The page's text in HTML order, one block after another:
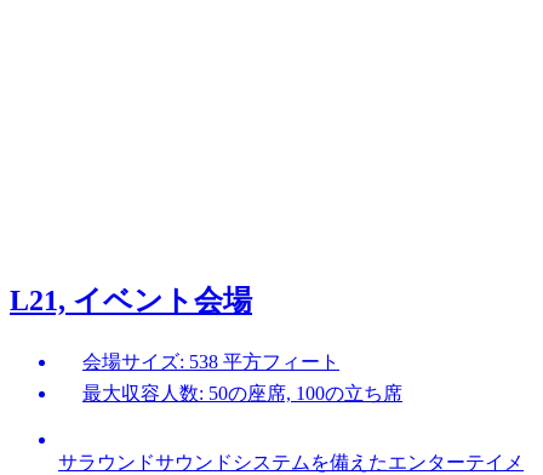
L21, イベント会場
会場サイズ: 538 平方フィート
最大収容人数: 50の座席, 100の立ち席
サラウンドサウンドシステムを備えたエンターテイメ